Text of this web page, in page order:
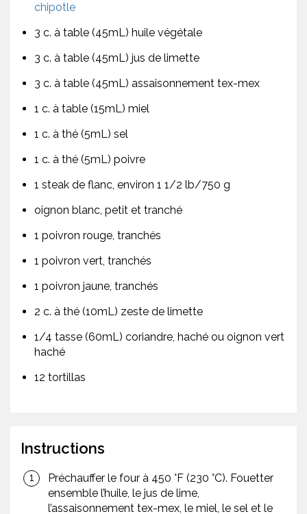
chipotle
3 c. à table (45mL) huile végétale
3 c. à table (45mL) jus de limette
3 c. à table (45mL) assaisonnement tex-mex
1 c. à table (15mL) miel
1 c. à thé (5mL) sel
1 c. à thé (5mL) poivre
1 steak de flanc, environ 1 1/2 lb/750 g
oignon blanc, petit et tranché
1 poivron rouge, tranchés
1 poivron vert, tranchés
1 poivron jaune, tranchés
2 c. à thé (10mL) zeste de limette
1/4 tasse (60mL) coriandre, haché ou oignon vert
haché
12 tortillas
Instructions
Préchauffer le four à 450 °F (230 °C). Fouetter
ensemble l’huile, le jus de lime,
l’assaisonnement tex-mex, le miel, le sel et le